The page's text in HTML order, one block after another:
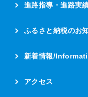
進路指導・進路実
ふるさと納税のお
新着情報/
アクセス